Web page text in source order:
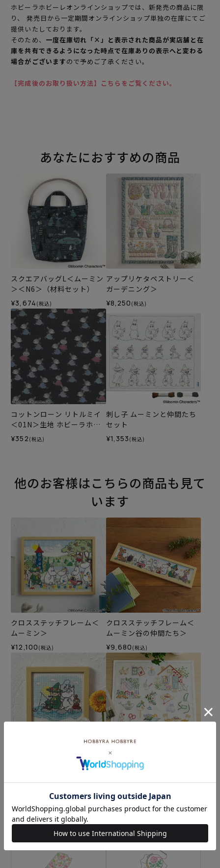
ホビーラホビーレオンラインショップでは、新発売の商品に限
り、 発売日から一定期間オンラインショップ単独の在庫にてご
提供いたしております。
そのため、 一度在庫切れ「×」と表示された商品が実店舗と在
庫を共有できるようになった時点で在庫ありの表示へと変わる
場合がございますので予めご了承ください。
【完成後のお取り扱い方法】こちらをご覧ください。
あなたにおすすめの商品
スクエアバッグL＜ムーミン
＞＜N6＞（材料セット）
¥3,674 (税込)
アップリケタペストリー＜
ガーデニング＞
¥8,250 (税込)
コットンローン リトルミイ
＜01N＞生地 ホビーラホビ
ーレデザインコレクション
¥352 (税込)
刺し子 ムーミンと仲間たち
セット
¥1,353 (税込)
他のお客様はこちらの商品も見て
います
クロスステッチフレーム＜
ムーミン＞
¥12,100 (税込)
クロスステッチフレーム＜
ムーミン谷の仲間たち＞
¥9,680 (税込)
クロスステッチフレーム＜
ムーミンと釣り日和＞
¥6,380(税込)
ステッチクロス＜マイガー
デン＞
¥4,620(税込)
カテゴリーから探す